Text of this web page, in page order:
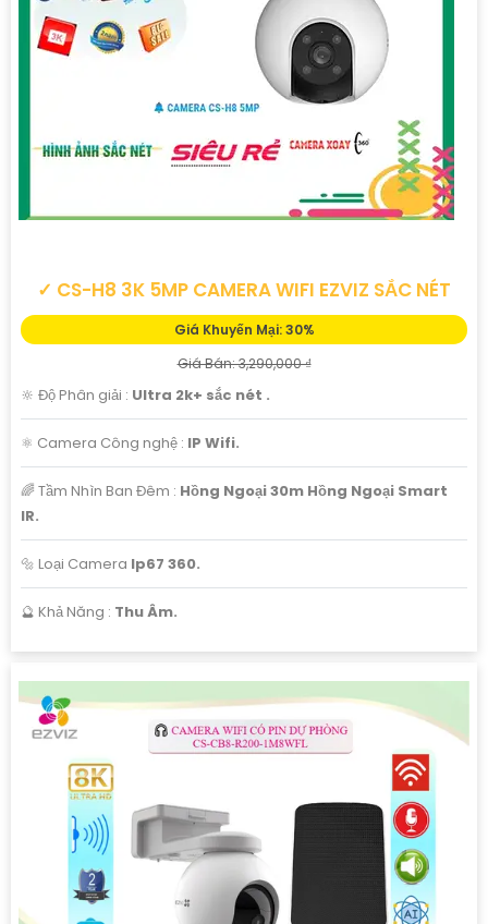
✓ CS-H8 3K 5MP CAMERA WIFI EZVIZ SẮC NÉT
Giá Khuyến Mại: 30%
Giá Bán: 3,290,000 ₫
🔆 Độ Phân giải : Ultra 2k+ sắc nét .
⚛️ Camera Công nghệ : IP Wifi.
🌈 Tầm Nhìn Ban Đêm : Hồng Ngoại 30m Hồng Ngoại Smart
IR.
🔩 Loại Camera Ip67 360.
️🔮 Khả Năng : Thu Âm.